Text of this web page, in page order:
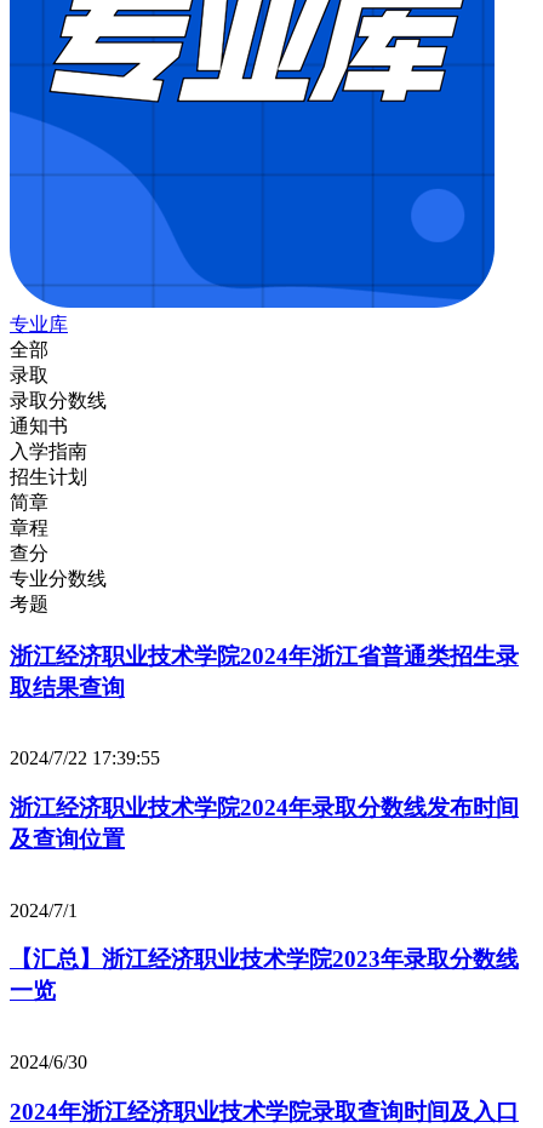
专业库
全部
录取
录取分数线
通知书
入学指南
招生计划
简章
章程
查分
专业分数线
考题
浙江经济职业技术学院2024年浙江省普通类招生录
取结果查询
2024/7/22 17:39:55
浙江经济职业技术学院2024年录取分数线发布时间
及查询位置
2024/7/1
【汇总】浙江经济职业技术学院2023年录取分数线
一览
2024/6/30
2024年浙江经济职业技术学院录取查询时间及入口